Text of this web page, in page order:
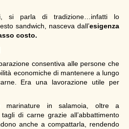
si parla di tradizione…infatti lo
sandwich, nasceva dall’esigenza
costo.
consentiva alle persone che
economiche di mantenere a lungo
Era una lavorazione utile per
marinature in salamoia, oltre a
di carne grazie all’abbattimento
anche a compattarla, rendendo